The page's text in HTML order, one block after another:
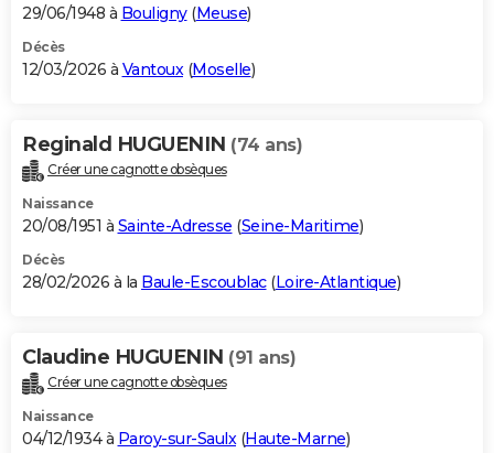
29/06/1948 à Bouligny(Meuse)
Décès
12/03/2026 à Vantoux(Moselle)
Reginald HUGUENIN (74 ans)
Créer une cagnotte obsèques
Naissance
20/08/1951 à Sainte-Adresse (Seine-Maritime)
Décès
28/02/2026 à la Baule-Escoublac(Loire-Atlantique)
Claudine HUGUENIN (91 ans)
Créer une cagnotte obsèques
Naissance
04/12/1934 à Paroy-sur-Saulx (Haute-Marne)